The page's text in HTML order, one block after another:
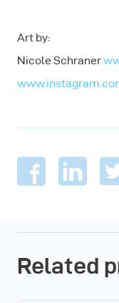
Art by:
Nicole Schraner
Related